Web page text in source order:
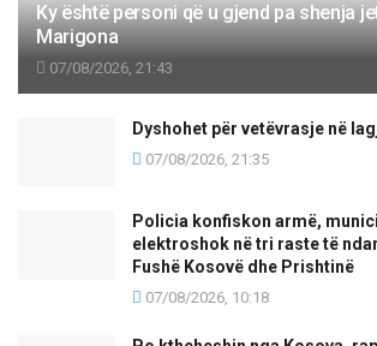
Ky është personi që u gjend pa shenja
Marigona
07/08/2026, 21:43
Dyshohet për vetëvrasje në
07/08/2026, 21:35
Policia konfiskon armë,
elektroshok në tri raste të
Fushë Kosovë dhe Prishtinë
07/08/2026, 10:18